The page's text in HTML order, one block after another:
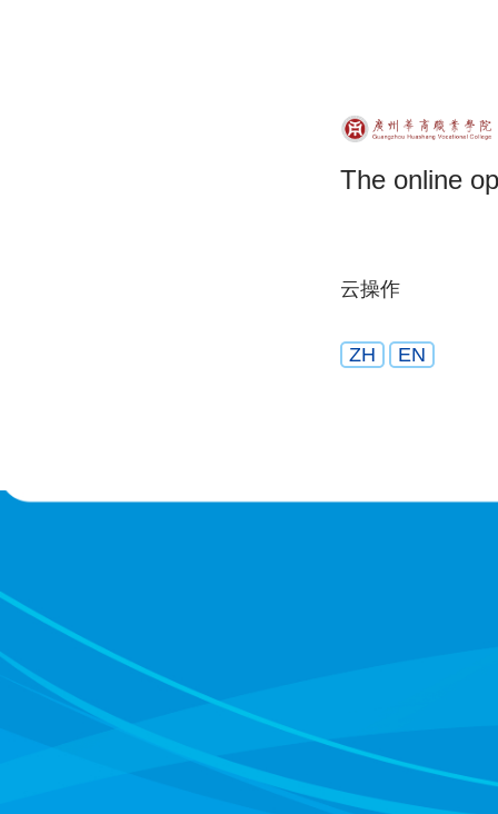
The online
云操作
ZH EN